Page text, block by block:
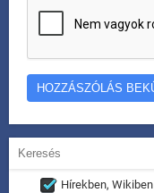
Hírekben, Wikiben